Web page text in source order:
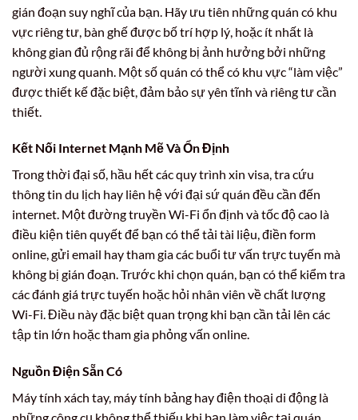
gián đoạn suy nghĩ của bạn. Hãy ưu tiên những quán có khu
vực riêng tư, bàn ghế được bố trí hợp lý, hoặc ít nhất là
không gian đủ rộng rãi để không bị ảnh hưởng bởi những
người xung quanh. Một số quán có thể có khu vực “làm việc”
được thiết kế đặc biệt, đảm bảo sự yên tĩnh và riêng tư cần
thiết.
Kết Nối Internet Mạnh Mẽ Và Ổn Định
Trong thời đại số, hầu hết các quy trình xin visa, tra cứu
thông tin du lịch hay liên hệ với đại sứ quán đều cần đến
internet. Một đường truyền Wi-Fi ổn định và tốc độ cao là
điều kiện tiên quyết để bạn có thể tải tài liệu, điền form
online, gửi email hay tham gia các buổi tư vấn trực tuyến mà
không bị gián đoạn. Trước khi chọn quán, bạn có thể kiểm tra
các đánh giá trực tuyến hoặc hỏi nhân viên về chất lượng
Wi-Fi. Điều này đặc biệt quan trọng khi bạn cần tải lên các
tập tin lớn hoặc tham gia phỏng vấn online.
Nguồn Điện Sẵn Có
Máy tính xách tay, máy tính bảng hay điện thoại di động là